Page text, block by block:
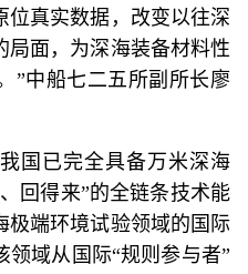
位真实数据，改变以往深
局面，为深海装备材料性
”中船七二五所副所长廖
国已完全具备万米深海
回得来”的全链条技术能
极端环境试验领域的国际
域从国际“规则参与者”